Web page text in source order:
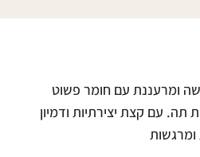
ומרעננת עם חומר פשוט
תה. עם קצת יצירתיות ודמיון
ומרגשות